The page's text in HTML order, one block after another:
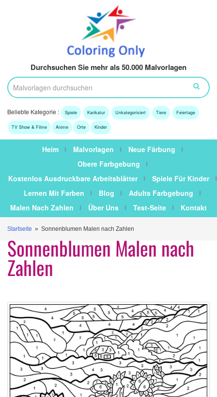
Durchsuchen Sie mehr als 50.000 Malvorlagen
Beliebte Kategorie : Spiele Karikatur Unkategorisiert Tiere Feiertage
TV Show & Filme Anime Orte Kinder
Heim Malvorlagen
Neue Färbung
Obere Farbgebung
Kostenlos Ausdruckbare Arbeitsblätter
Spiele Für Kinder
Lernen Mit Farben
Blog
Adults Farbgebung
Malen Nach Zahlen
Über Uns Test-Seite Kontakt
Startseite » Sonnenblumen Malen nach Zahlen
Sonnenblumen Malen nach
Zahlen